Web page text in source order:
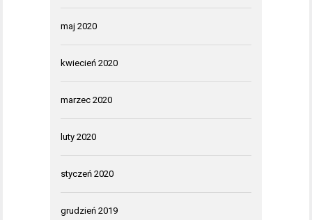
maj 2020
kwiecień 2020
marzec 2020
luty 2020
styczeń 2020
grudzień 2019